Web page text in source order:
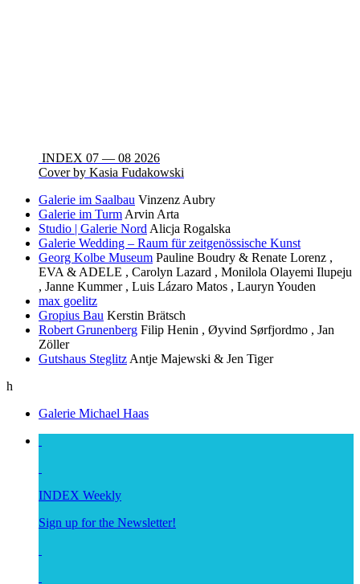
INDEX 07 — 08 2026
Cover by Kasia Fudakowski
Galerie im Saalbau Vinzenz Aubry
Galerie im Turm Arvin Arta
Studio | Galerie Nord Alicja Rogalska
Galerie Wedding – Raum für zeitgenössische Kunst
Georg Kolbe Museum Pauline Boudry & Renate Lorenz ,
EVA & ADELE , Carolyn Lazard , Monilola Olayemi Ilupeju
, Janne Kummer , Luis Lázaro Matos , Lauryn Youden
max goelitz
Gropius Bau Kerstin Brätsch
Robert Grunenberg Filip Henin , Øyvind Sørfjordmo , Jan
Zöller
Gutshaus Steglitz Antje Majewski & Jen Tiger
h
Galerie Michael Haas
INDEX Weekly
Sign up for the Newsletter!